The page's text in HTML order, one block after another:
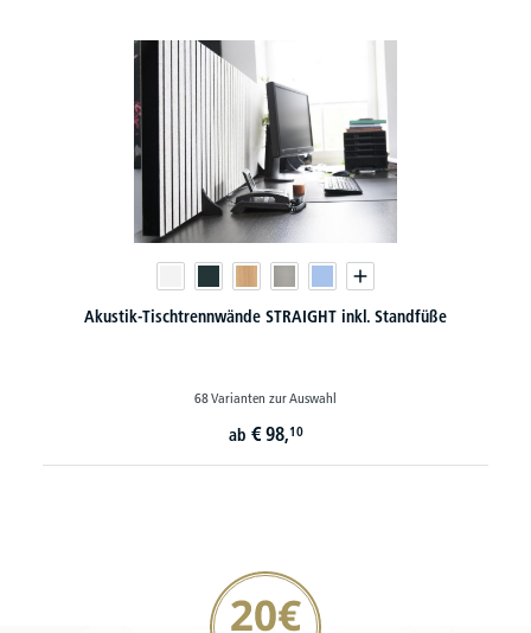
Akustik-Tischtrennwände STRAIGHT inkl. Standfüße
68 Varianten zur Auswahl
ab € 98,10
20€ Gutschein sichern